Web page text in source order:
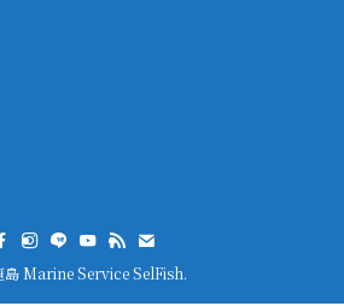
島 Marine Service SelFish.